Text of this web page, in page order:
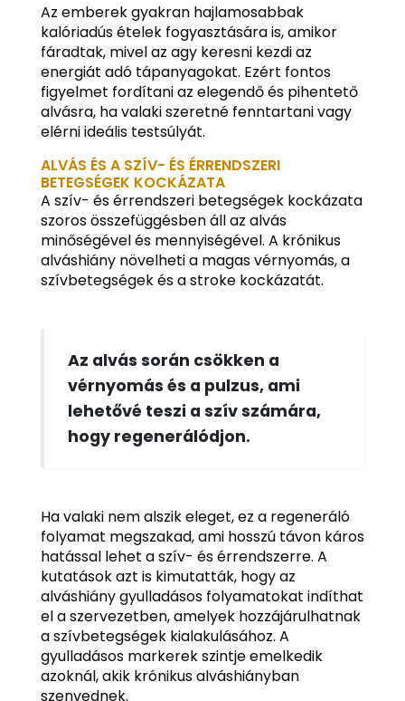
Az emberek gyakran hajlamosabbak
kalóriadús ételek fogyasztására is, amikor
fáradtak, mivel az agy keresni kezdi az
energiát adó tápanyagokat. Ezért fontos
figyelmet fordítani az elegendő és pihentető
alvásra, ha valaki szeretné fenntartani vagy
elérni ideális testsúlyát.
ALVÁS ÉS A SZÍV- ÉS ÉRRENDSZERI
BETEGSÉGEK KOCKÁZATA
A szív- és érrendszeri betegségek kockázata
szoros összefüggésben áll az alvás
minőségével és mennyiségével. A krónikus
alváshiány növelheti a magas vérnyomás, a
szívbetegségek és a stroke kockázatát.
Az alvás során csökken a
vérnyomás és a pulzus, ami
lehetővé teszi a szív számára,
hogy regenerálódjon.
Ha valaki nem alszik eleget, ez a regeneráló
folyamat megszakad, ami hosszú távon káros
hatással lehet a szív- és érrendszerre. A
kutatások azt is kimutatták, hogy az
alváshiány gyulladásos folyamatokat indíthat
el a szervezetben, amelyek hozzájárulhatnak
a szívbetegségek kialakulásához. A
gyulladásos markerek szintje emelkedik
azoknál, akik krónikus alváshiányban
szenvednek.